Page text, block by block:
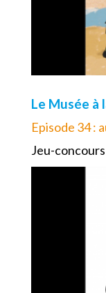
Le Musée à
Episode 34 :
Jeu-